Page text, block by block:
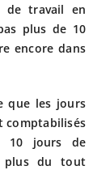
de travail en
plus de 10
encore dans
que les jours
comptabilisés
10 jours de
plus du tout